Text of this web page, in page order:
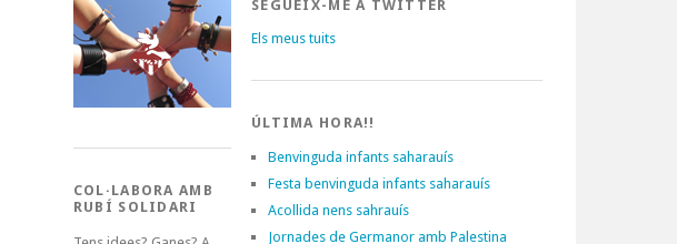
COL·LABORA AMB
RUBÍ SOLIDARI
SEGUEIX-ME A TWITTER
Els meus tuits
ÚLTIMA HORA!!
Benvinguda infants saharauís
Festa benvinguda infants saharauís
Acollida nens sahrauís
Jornades de Germanor amb Palestina